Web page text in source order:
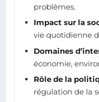
problèmes.
Impact sur la
vie quotidienne
Domaines
économie,
Rôle de la
régulation de la